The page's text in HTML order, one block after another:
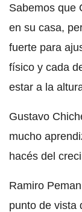
Sabemos que
en su casa,
fuerte para
físico y cada
estar a la
Gustavo
mucho
hacés del
Ramiro
punto de vista